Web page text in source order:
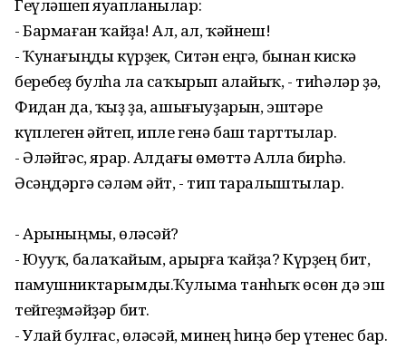
Геүләшеп яуапланылар:
- Бармаған ҡайҙа! Ал, ал, ҡәйнеш!
- Ҡунағыңды күрҙек, Ситән еңгә, бынан кискә
беребеҙ булһа ла саҡырып алайыҡ, - тиһәләр ҙә,
Фидан да, ҡыҙ ҙа, ашығыуҙарын, эштәре
күплеген әйтеп, ипле генә баш тарттылар.
- Әләйгәс, ярар. Алдағы өмөттә Алла бирһә.
Әсәңдәргә сәләм әйт, - тип таралыштылар.
- Арыныңмы, өләсәй?
- Юууҡ, балаҡайым, арырға ҡайҙа? Күрҙең бит,
памушниктарымды.Ҡулыма танһыҡ өсөн дә эш
тейгеҙмәйҙәр бит.
- Улай булғас, өләсәй, минең һиңә бер үтенес бар.